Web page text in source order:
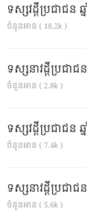
ទស្សវដ្តីប្រជាជន
ចំនួនអាន ( 18.2k )
ទស្សនាវដ្ដីប្រជា
ចំនួនអាន ( 2.8k )
ទស្សវដ្តីប្រជាជ
ចំនួនអាន ( 7.4k )
ទស្សនាវដ្ដីប្រជា
ចំនួនអាន ( 5.6k )